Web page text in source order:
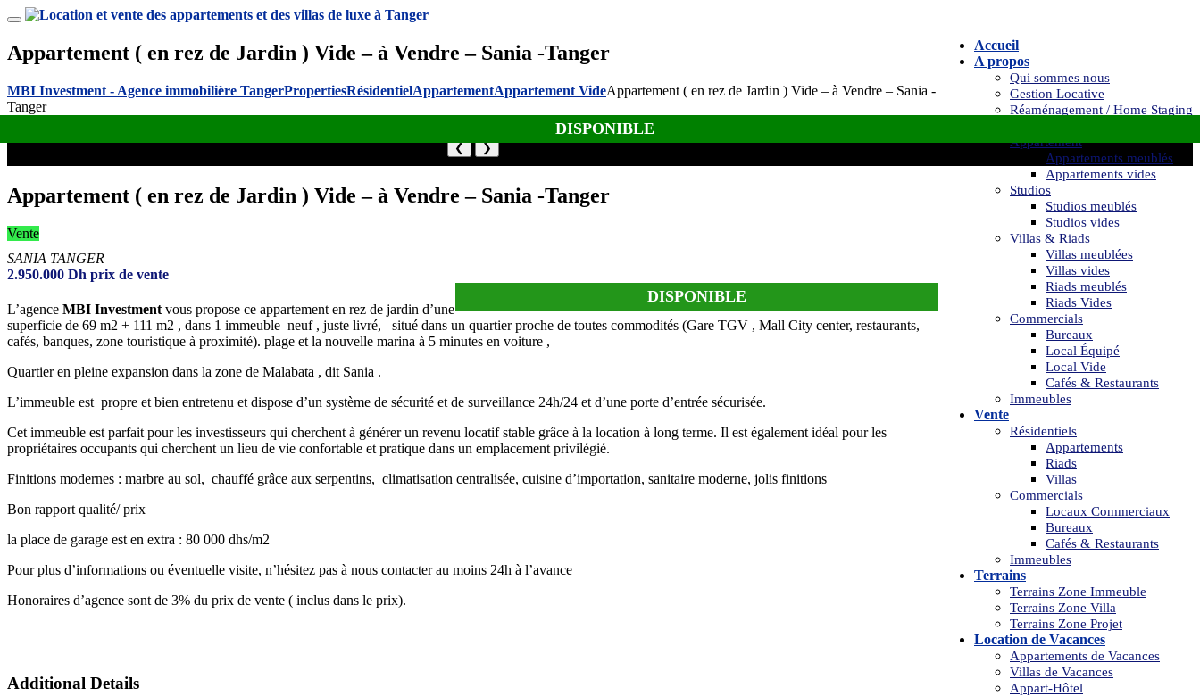
Accueil
A propos
Qui sommes nous
Gestion Locative
Réaménagement / Home Staging
Appartement
Appartements meublés
Appartements vides
Studios
Studios meublés
Studios vides
Villas & Riads
Villas meublées
Villas vides
Riads meublés
Riads Vides
Commercials
Bureaux
Local Équipé
Local Vide
Cafés & Restaurants
Immeubles
Vente
Résidentiels
Appartements
Riads
Villas
Commercials
Locaux Commerciaux
Bureaux
Cafés & Restaurants
Immeubles
Terrains
Terrains Zone Immeuble
Terrains Zone Villa
Terrains Zone Projet
Location de Vacances
Appartements de Vacances
Villas de Vacances
Appart-Hôtel
Appartement ( en rez de Jardin ) Vide – à Vendre – Sania -Tanger
MBI Investment - Agence immobilière TangerPropertiesRésidentielAppartementAppartement VideAppartement ( en rez de Jardin ) Vide – à Vendre – Sania -
Tanger
DISPONIBLE
❮ ❯
Appartement ( en rez de Jardin ) Vide – à Vendre – Sania -Tanger
Vente
SANIA TANGER
2.950.000 Dh prix de vente
DISPONIBLE
L’agence MBI Investment vous propose ce appartement en rez de jardin d’une
superficie de 69 m2 + 111 m2 , dans 1 immeuble neuf , juste livré, situé dans un quartier proche de toutes commodités (Gare TGV , Mall City center, restaurants,
cafés, banques, zone touristique à proximité). plage et la nouvelle marina à 5 minutes en voiture ,
Quartier en pleine expansion dans la zone de Malabata , dit Sania .
L’immeuble est propre et bien entretenu et dispose d’un système de sécurité et de surveillance 24h/24 et d’une porte d’entrée sécurisée.
Cet immeuble est parfait pour les investisseurs qui cherchent à générer un revenu locatif stable grâce à la location à long terme. Il est également idéal pour les
propriétaires occupants qui cherchent un lieu de vie confortable et pratique dans un emplacement privilégié.
Finitions modernes : marbre au sol, chauffé grâce aux serpentins, climatisation centralisée, cuisine d’importation, sanitaire moderne, jolis finitions
Bon rapport qualité/ prix
la place de garage est en extra : 80 000 dhs/m2
Pour plus d’informations ou éventuelle visite, n’hésitez pas à nous contacter au moins 24h à l’avance
Honoraires d’agence sont de 3% du prix de vente ( inclus dans le prix).
Additional Details